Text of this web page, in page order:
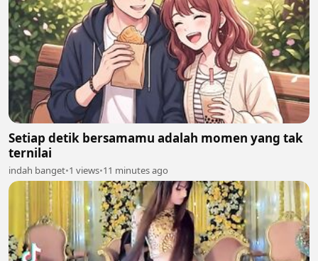
Setiap detik bersamamu adalah momen yang tak
ternilai
indah banget•1 views•11 minutes ago